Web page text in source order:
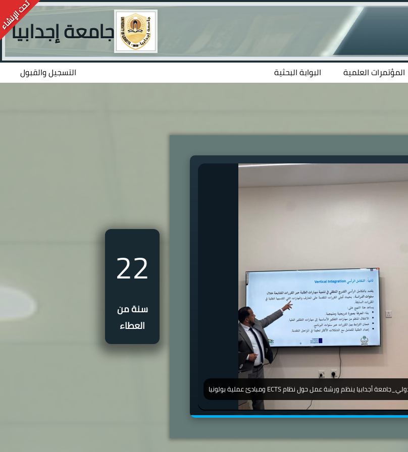
جامعة إجدابيا
المؤتمرات العلمية البوابة البحثية التسجيل والقبول
22
سنة من
العطاء
جامعة_اجدابيا_ تشارك في مؤتمر دولي عن أمرض الجلدية